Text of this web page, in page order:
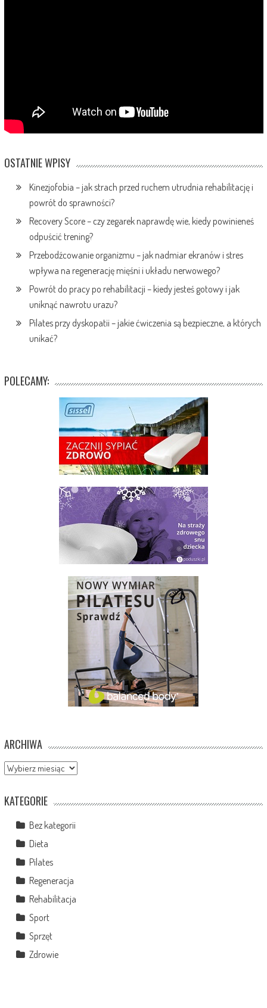
OSTATNIE WPISY
Kinezjofobia – jak strach przed ruchem utrudnia rehabilitację i
powrót do sprawności?
Recovery Score – czy zegarek naprawdę wie, kiedy powinieneś
odpuścić trening?
Przebodźcowanie organizmu – jak nadmiar ekranów i stres
wpływa na regenerację mięśni i układu nerwowego?
Powrót do pracy po rehabilitacji – kiedy jesteś gotowy i jak
uniknąć nawrotu urazu?
Pilates przy dyskopatii – jakie ćwiczenia są bezpieczne, a których
unikać?
POLECAMY:
ARCHIWA
Archiwa
KATEGORIE
Bez kategorii
Dieta
Pilates
Regeneracja
Rehabilitacja
Sport
Sprzęt
Zdrowie